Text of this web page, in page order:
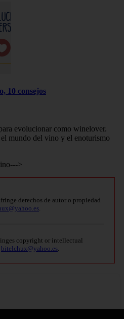
10 consejos
evolucionar como winelover.
mundo del vino y el enoturismo
>
derechos de autor o propiedad
copyright or intellectual
bitelchux@yahoo.es